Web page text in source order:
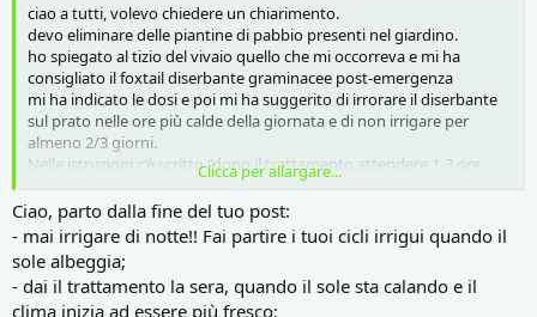
ciao a tutti, volevo chiedere un chiarimento.
devo eliminare delle piantine di pabbio presenti nel giardino.
ho spiegato al tizio del vivaio quello che mi occorreva e mi ha
consigliato il foxtail diserbante graminacee post-emergenza
mi ha indicato le dosi e poi mi ha suggerito di irrorare il diserbante
sul prato nelle ore più calde della giornata e di non irrigare per
almeno 2/3 giorni.
Nelle istruzioni c'è scritto "dopo il trattamento attendere 1-3 ore
prima di irrigare" e inoltre "l'accurata bagnatura delle infestanti è
determinante per il buon esito del trattamento"
che cosa devo fare secondo voi?
è giusto applicare il diserbanete nelle ore più calde della giornata?
devo innaffiare come c'è scritto nelle istruzioni oppure seguo il
consiglio che mi è stato dato?
Clicca per allargare...
Ciao, parto dalla fine del tuo post:
- mai irrigare di notte!! Fai partire i tuoi cicli irrigui quando il
sole albeggia;
- dai il trattamento la sera, quando il sole sta calando e il
clima inizia ad essere più fresco;